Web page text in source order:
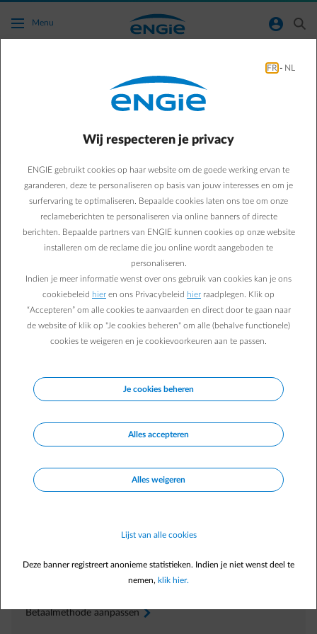
Ga naar de hoofdinhoud
Menu normal-account-circle search
IIk heb al een contract bij ENGIE. Hoe regel
ik nu een contract voor een bijkomend pand?
arrow-left Terug naar contactpagina
Je logt in op je bestaande klantenzone. Daar kan je een contract
aanvragen voor je nieuwe pand of eerst en prijssimulatie maken. Je
nieuwe contract zal op je klantenzone zichtbaar zijn.
Bijkomend pand toevoegen
Veelgestelde vragen
Ik verhuis. Kan ik tijdelijk energie hebben in twee panden
om de verhuisperiode te overbruggen?
Waar kan ik mijn EAN-code(s) vinden?
Waar vind ik mijn meternummer?
Hoe weet ik of mijn meter actief of afgesloten is?
Direct zelf regelen
Factuur raadplegenarrow-right
Betaalmethode aanpassen arrow-right
FR - NL
Wij respecteren je privacy
ENGIE gebruikt cookies op haar website om de goede werking ervan te
garanderen, deze te personaliseren op basis van jouw interesses en om je
surfervaring te optimaliseren. Bepaalde cookies laten ons toe om onze
reclameberichten te personaliseren via online banners of directe
berichten. Bepaalde partners van ENGIE kunnen cookies op onze website
installeren om de reclame die jou online wordt aangeboden te
personaliseren.
Indien je meer informatie wenst over ons gebruik van cookies kan je ons
cookiebeleid hier en ons Privacybeleid hier raadplegen. Klik op
“Accepteren” om alle cookies te aanvaarden en direct door te gaan naar
de website of klik op "Je cookies beheren" om alle (behalve functionele)
cookies te weigeren en je cookievoorkeuren aan te passen.
Je cookies beheren
Alles accepteren
Alles weigeren
Lijst van alle cookies
Deze banner registreert anonieme statistieken. Indien je niet wenst deel te
nemen, klik hier.